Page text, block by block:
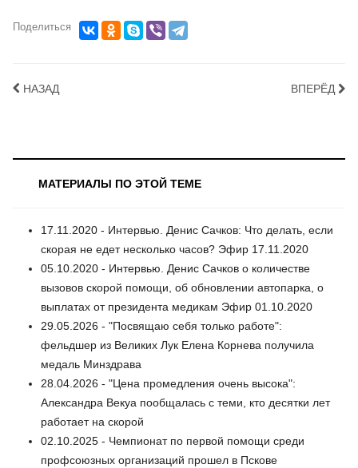
Поделиться
НАЗАД ВПЕРЁД
МАТЕРИАЛЫ ПО ЭТОЙ ТЕМЕ
17.11.2020 - Интервью. Денис Сачков: Что делать, если
скорая не едет несколько часов? Эфир 17.11.2020
05.10.2020 - Интервью. Денис Сачков о количестве
вызовов скорой помощи, об обновлении автопарка, о
выплатах от президента медикам Эфир 01.10.2020
29.05.2026 - "Посвящаю себя только работе":
фельдшер из Великих Лук Елена Корнева получила
медаль Минздрава
28.04.2026 - "Цена промедления очень высока":
Александра Векуа пообщалась с теми, кто десятки лет
работает на скорой
02.10.2025 - Чемпионат по первой помощи среди
профсоюзных организаций прошел в Пскове